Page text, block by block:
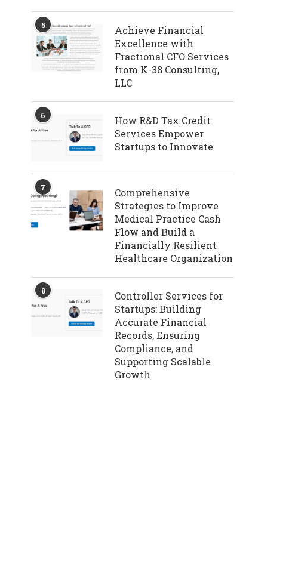
5
Achieve Financial
Excellence with
Fractional CFO Services
from K-38 Consulting,
LLC
6
How R&D Tax Credit
Services Empower
Startups to Innovate
7
Comprehensive
Strategies to Improve
Medical Practice Cash
Flow and Build a
Financially Resilient
Healthcare Organization
8
Controller Services for
Startups: Building
Accurate Financial
Records, Ensuring
Compliance, and
Supporting Scalable
Growth